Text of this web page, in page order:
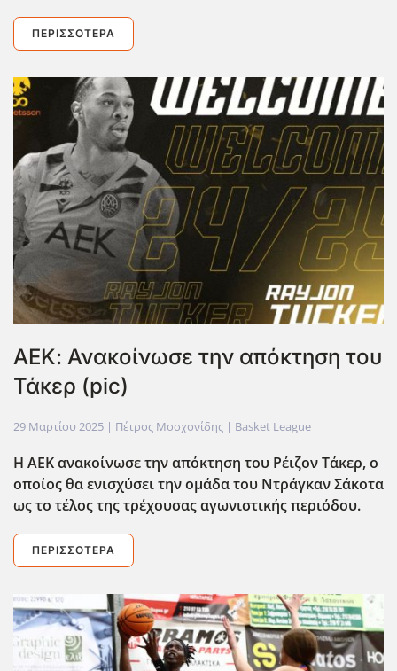
ΠΕΡΙΣΣΌΤΕΡΑ
ΑΕΚ: Ανακοίνωσε την απόκτηση του
Τάκερ (pic)
29 Μαρτίου 2025 | Πέτρος Μοσχονίδης | Basket League
Η ΑΕΚ ανακοίνωσε την απόκτηση του Ρέιζον Τάκερ, ο
οποίος θα ενισχύσει την ομάδα του Ντράγκαν Σάκοτα
ως το τέλος της τρέχουσας αγωνιστικής περιόδου.
ΠΕΡΙΣΣΌΤΕΡΑ